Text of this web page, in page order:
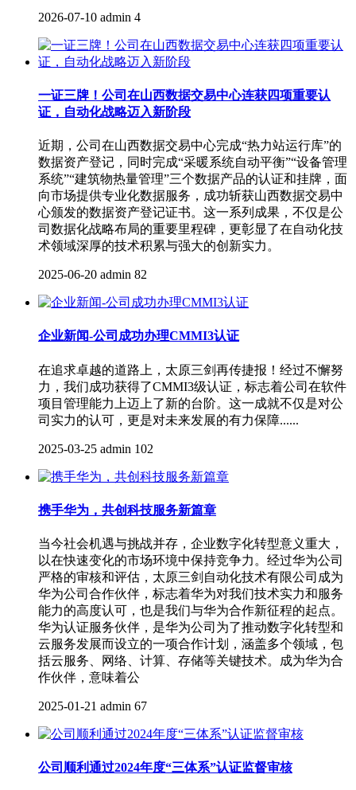
2026-07-10 admin 4
一证三牌！公司在山西数据交易中心连获四项重要认
证，自动化战略迈入新阶段
近期，公司在山西数据交易中心完成“热力站运行库”的
数据资产登记，同时完成“采暖系统自动平衡”“设备管理
系统”“建筑物热量管理”三个数据产品的认证和挂牌，面
向市场提供专业化数据服务，成功斩获山西数据交易中
心颁发的数据资产登记证书。这一系列成果，不仅是公
司数据化战略布局的重要里程碑，更彰显了在自动化技
术领域深厚的技术积累与强大的创新实力。
2025-06-20 admin 82
企业新闻-公司成功办理CMMI3认证
在追求卓越的道路上，太原三剑再传捷报！经过不懈努
力，我们成功获得了CMMI3级认证，标志着公司在软件
项目管理能力上迈上了新的台阶。这一成就不仅是对公
司实力的认可，更是对未来发展的有力保障......
2025-03-25 admin 102
携手华为，共创科技服务新篇章
当今社会机遇与挑战并存，企业数字化转型意义重大，
以在快速变化的市场环境中保持竞争力。经过华为公司
严格的审核和评估，太原三剑自动化技术有限公司成为
华为公司合作伙伴，标志着华为对我们技术实力和服务
能力的高度认可，也是我们与华为合作新征程的起点。
华为认证服务伙伴，是华为公司为了推动数字化转型和
云服务发展而设立的一项合作计划，涵盖多个领域，包
括云服务、网络、计算、存储等关键技术。成为华为合
作伙伴，意味着公
2025-01-21 admin 67
公司顺利通过2024年度“三体系”认证监督审核